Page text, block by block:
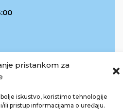
pristankom za
iskustvo, koristimo tehnologije
ili pristup informacijama o uređaju.